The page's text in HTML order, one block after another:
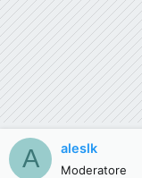
A aleslk
Moderatore